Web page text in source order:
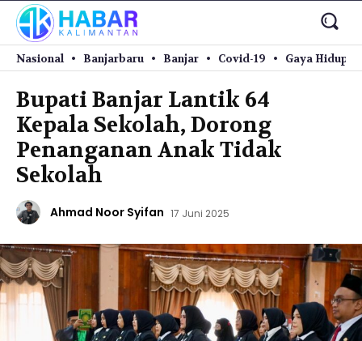
Nasional Banjarbaru Banjar Covid-19 Gaya Hidup
Bupati Banjar Lantik 64
Kepala Sekolah, Dorong
Penanganan Anak Tidak
Sekolah
Ahmad Noor Syifan 17 Juni 2025